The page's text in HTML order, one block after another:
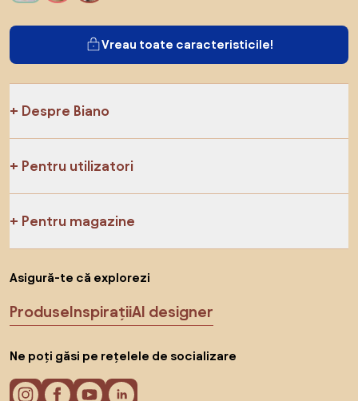
Vreau toate caracteristicile!
Despre Biano
Pentru utilizatori
Pentru magazine
Asigură-te că explorezi
ProduseInspirațiiAI designer
Ne poți găsi pe rețelele de socializare